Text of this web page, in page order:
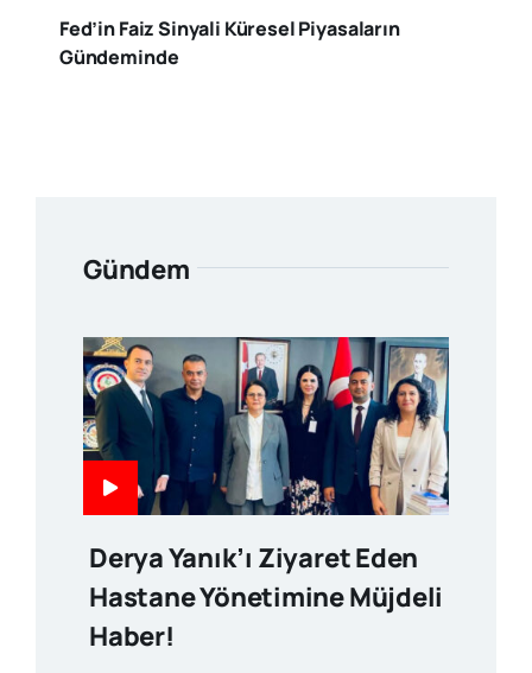
Fed’in Faiz Sinyali Küresel Piyasaların
Gündeminde
Gündem
Derya Yanık’ı Ziyaret Eden
Hastane Yönetimine Müjdeli
Haber!